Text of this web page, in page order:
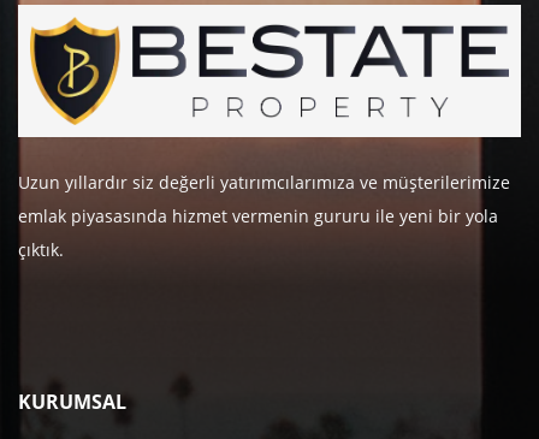
Uzun yıllardır siz değerli yatırımcılarımıza ve müşterilerimize
emlak piyasasında hizmet vermenin gururu ile yeni bir yola
çıktık.
KURUMSAL